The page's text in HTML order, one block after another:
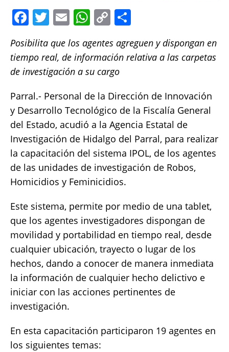
F
a
c
e
b
o
o
k
T
it
te
r
E
m
ai
l
W
at
s
A
p
p
C
p
y
Li
n
k
a
re
Posibilita que los agentes agreguen y dispongan en
tiempo real, de información relativa a las carpetas
de investigación a su cargo
Parral.- Personal de la Dirección de Innovación
y Desarrollo Tecnológico de la Fiscalía General
del Estado, acudió a la Agencia Estatal de
Investigación de Hidalgo del Parral, para realizar
la capacitación del sistema IPOL, de los agentes
de las unidades de investigación de Robos,
Homicidios y Feminicidios.
Este sistema, permite por medio de una tablet,
que los agentes investigadores dispongan de
movilidad y portabilidad en tiempo real, desde
cualquier ubicación, trayecto o lugar de los
hechos, dando a conocer de manera inmediata
la información de cualquier hecho delictivo e
iniciar con las acciones pertinentes de
investigación.
En esta capacitación participaron 19 agentes en
los siguientes temas: